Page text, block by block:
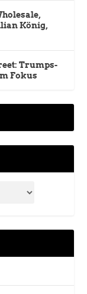
König,
Trumps-
Fokus